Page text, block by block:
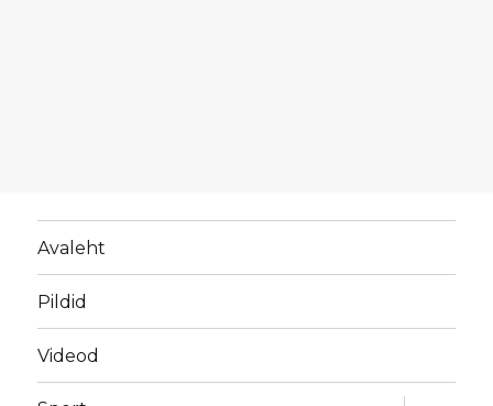
Avaleht
Pildid
Videod